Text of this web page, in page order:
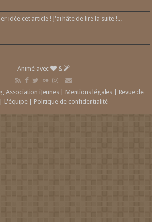
idée cet article ! J'ai hâte de lire la suite !...
Animé avec &
Association iJeunes | Mentions légales | Revue de
| L'équipe | Politique de confidentialité